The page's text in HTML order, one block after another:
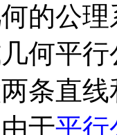
的公
何平
条直
于平行